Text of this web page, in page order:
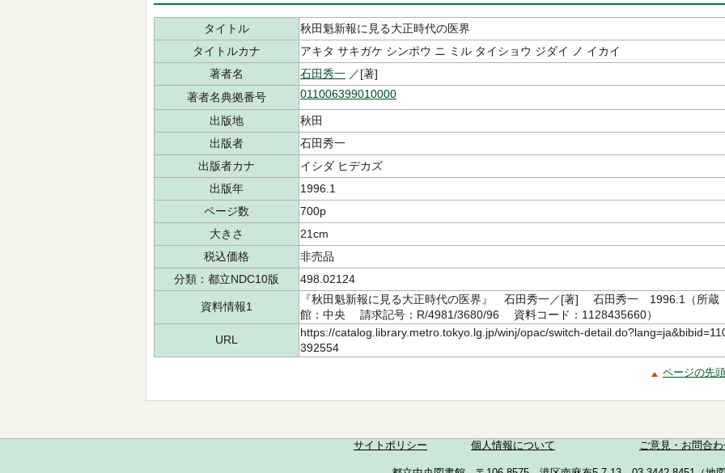
タイトル
秋田魁新報に見る大正時代の医界
タイトルカナ
アキタ サキガケ シンポウ ニ ミル タイショウ ジダイ ノ イカイ
著者名
石田秀一 ／[著]
著者名典拠番号
011006399010000
出版地
秋田
出版者
石田秀一
出版者カナ
イシダ ヒデカズ
出版年
1996.1
ページ数
700p
大きさ
21cm
税込価格
非売品
分類：都立NDC10版
498.02124
資料情報1
『秋田魁新報に見る大正時代の医界』 石田秀一／[著] 石田秀一 1996.1（所蔵
館：中央 請求記号：R/4981/3680/96 資料コード：1128435660）
URL
https://catalog.library.metro.tokyo.lg.jp/winj/opac/switch-
392554
ページの先
サイトポリシー 個人情報について ご意見・お問合